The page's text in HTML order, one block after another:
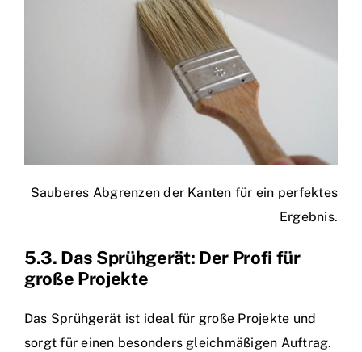
Sauberes Abgrenzen der Kanten für ein perfektes
Ergebnis.
5.3. Das Sprühgerät: Der Profi für
große Projekte
Das Sprühgerät ist ideal für große Projekte und
sorgt für einen besonders gleichmäßigen Auftrag.